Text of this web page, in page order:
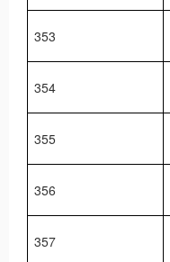
353
354
355
356
357